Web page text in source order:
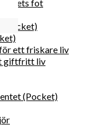
fot
(pocket)
ett friskare liv
giftfritt liv
(Pocket)